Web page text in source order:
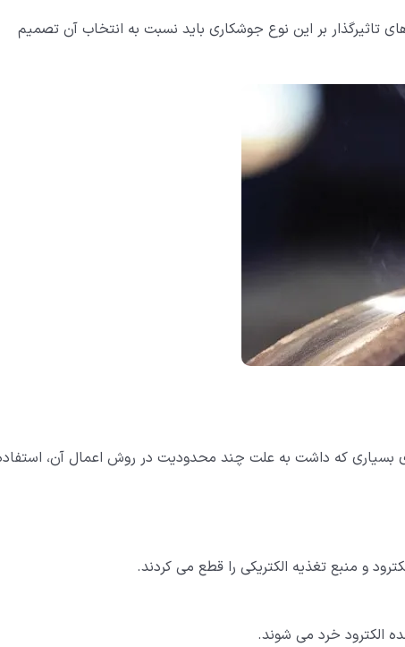
تاثیرگذار بر این نوع جوشکاری باید نسبت به انتخاب آن تصمیم
مزایای بسیاری که داشت به علت چند محدودیت در روش اعمال آن،
و منبع تغذیه الکتریکی را قطع می کردند.
الکترود خرد می شوند.